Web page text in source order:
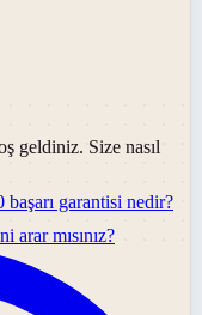
geldiniz. Size nasıl
başarı garantisi nedir?
arar mısınız?